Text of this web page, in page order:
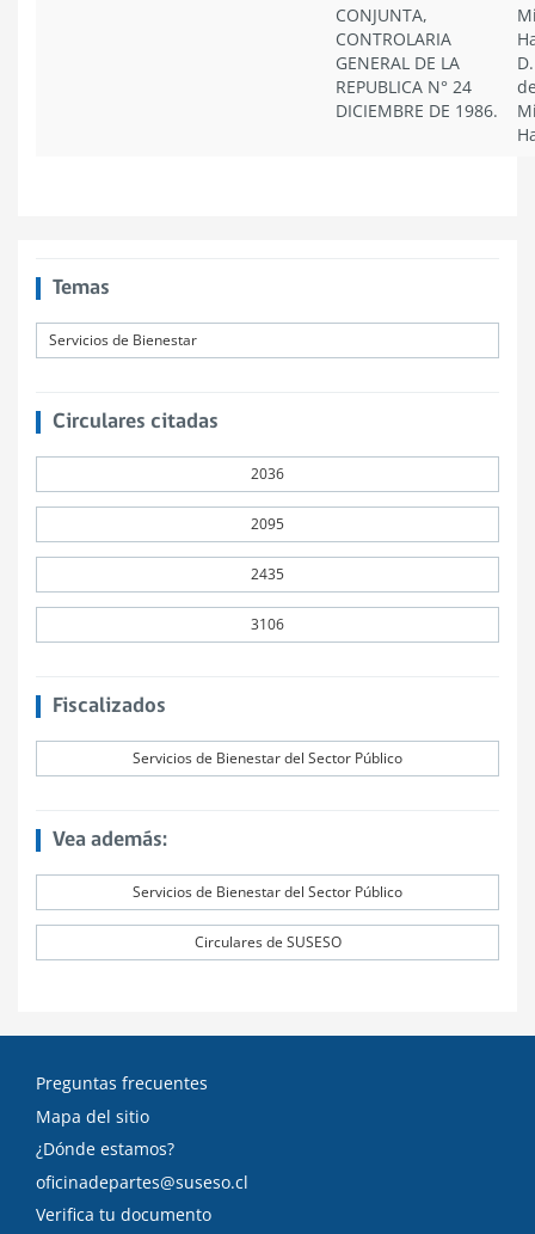
CONJUNTA,
CONTROLARIA
GENERAL DE LA
REPUBLICA N° 24
DICIEMBRE DE 1986.
Temas
Servicios de Bienestar
Circulares citadas
2036
2095
2435
3106
Fiscalizados
Servicios de Bienestar del Sector Público
Vea además:
Servicios de Bienestar del Sector Público
Circulares de SUSESO
Preguntas frecuentes
Mapa del sitio
¿Dónde estamos?
oficinadepartes@suseso.cl
Verifica tu documento